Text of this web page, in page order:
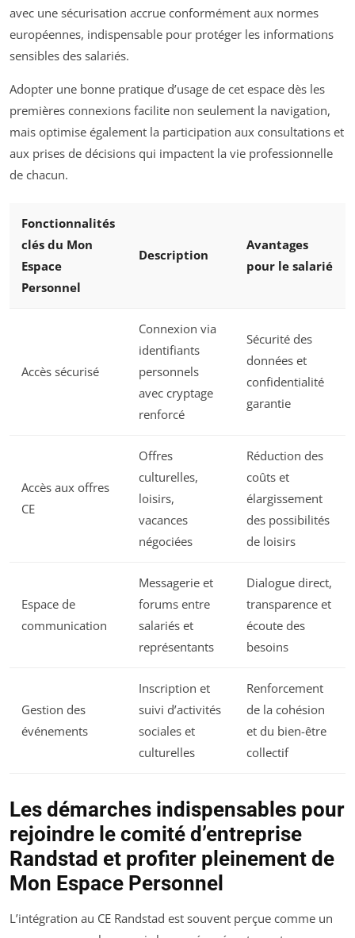
avec une sécurisation accrue conformément aux normes
européennes, indispensable pour protéger les informations
sensibles des salariés.
Adopter une bonne pratique d’usage de cet espace dès les
premières connexions facilite non seulement la navigation,
mais optimise également la participation aux consultations et
aux prises de décisions qui impactent la vie professionnelle
de chacun.
Fonctionnalités
clés du Mon
Espace
Personnel
Description
Avantages
pour le salarié
Accès sécurisé
Connexion via
identifiants
personnels
avec cryptage
renforcé
Sécurité des
données et
confidentialité
garantie
Accès aux offres
CE
Offres
culturelles,
loisirs,
vacances
négociées
Réduction des
coûts et
élargissement
des possibilités
de loisirs
Espace de
communication
Messagerie et
forums entre
salariés et
représentants
Dialogue direct,
transparence et
écoute des
besoins
Gestion des
événements
Inscription et
suivi d’activités
sociales et
culturelles
Renforcement
de la cohésion
et du bien-être
collectif
Les démarches indispensables pour
rejoindre le comité d’entreprise
Randstad et profiter pleinement de
Mon Espace Personnel
L’intégration au CE Randstad est souvent perçue comme un